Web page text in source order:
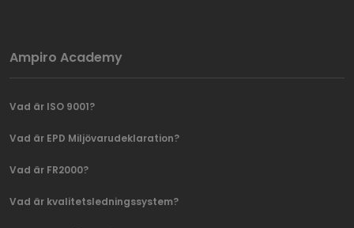
Ampiro Academy
Vad är ISO 9001?
Vad är EPD Miljövarudeklaration?
Vad är FR2000?
Vad är kvalitetsledningssystem?